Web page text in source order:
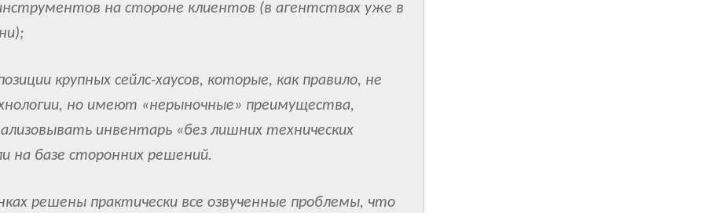
на стороне клиентов (в агентствах уже в
крупных сейлс-хаусов, которые, как правило, не
но имеют «нерыночные» преимущества,
инвентарь «без лишних технических
на базе сторонних решений.
решены практически все озвученные проблемы, что